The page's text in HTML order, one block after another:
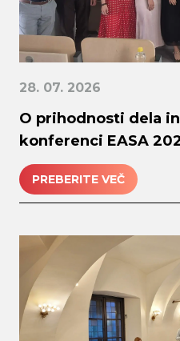
28. 07. 2026
O prihodnosti dela
konferenci EASA
PREBERITE VEČ